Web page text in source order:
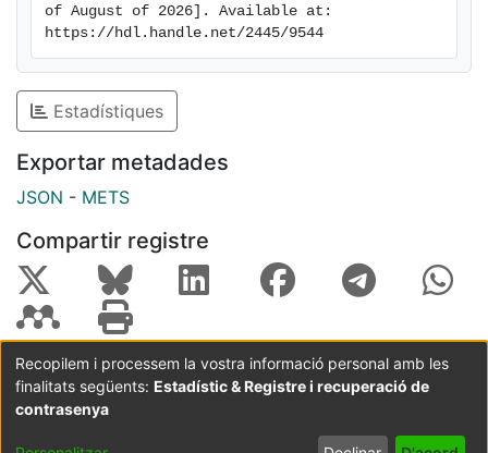
of August of 2026]. Available at:
https://hdl.handle.net/2445/9544
Estadístiques
Exportar metadades
JSON - METS
Compartir registre
Coordinació:CRAI UB Avís legal
Metadades
subjectes a:
Configuració
Recopilem i processem la vostra informació personal amb les
finalitats següents: Estadístic & Registre i recuperació de
contrasenya